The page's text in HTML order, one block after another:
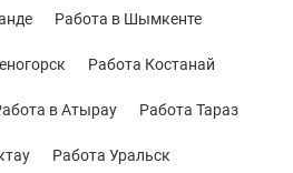
Работа в Шымкенте
Работа Костанай
в Атырау Работа Тараз
Работа Уральск